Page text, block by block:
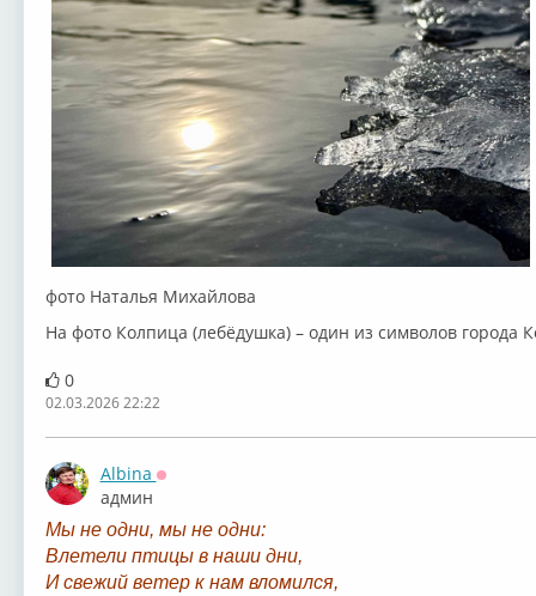
фото Наталья Михайлова
На фото Колпица (лебёдушка) – один из символов города
0
02.03.2026 22:22
Albina
Оффлайн
админ
Мы не одни, мы не одни:
Влетели птицы в наши дни,
И свежий ветер к нам вломился,